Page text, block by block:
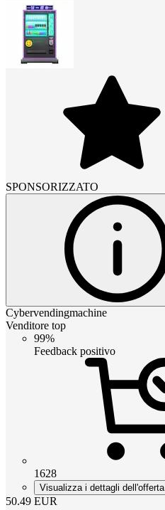
SPONSORIZZATO
Cybervendingmachine
Venditore top
99%
Feedback positivo
1628
Visualizza i dettagli dell'offerta
50.49 EUR